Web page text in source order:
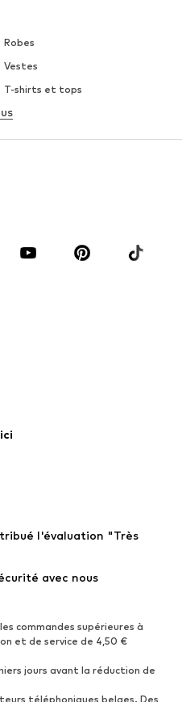
Robes
Vestes
T-shirts et tops
Lingerie
Blouses et tuniques
Premium
Jupes
Exclusif
Tendance
Bottines
Bottes
Chaussures basses
l'évaluation "Très
avec nous
commandes supérieures à
et de service de 4,50 €
jours avant la réduction de
téléphoniques belges. Des